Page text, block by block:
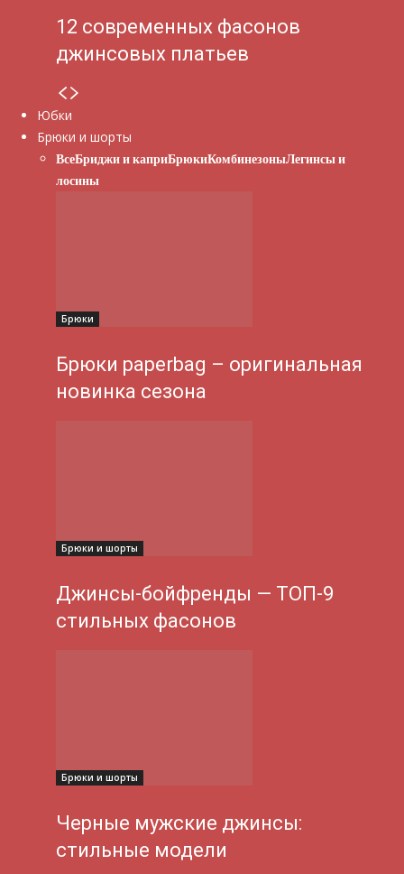
12 современных фасонов
джинсовых платьев
Юбки
Брюки и шорты
ВсеБриджи и каприБрюкиКомбинезоныЛегинсы и
лосины
Брюки
Брюки paperbag – оригинальная
новинка сезона
Брюки и шорты
Джинсы-бойфренды — ТОП-9
стильных фасонов
Брюки и шорты
Черные мужские джинсы:
стильные модели